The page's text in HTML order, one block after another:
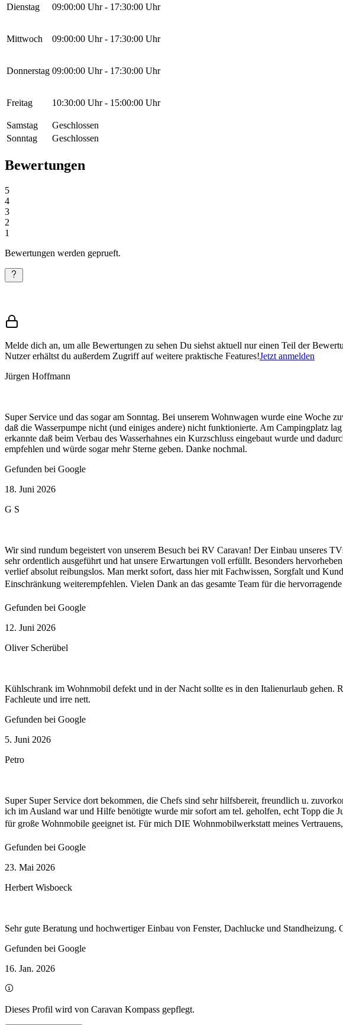
Dienstag 09:00:00 Uhr - 17:30:00 Uhr
Mittwoch 09:00:00 Uhr - 17:30:00 Uhr
Donnerstag 09:00:00 Uhr - 17:30:00 Uhr
Freitag 10:30:00 Uhr - 15:00:00 Uhr
Samstag
Geschlossen
Sonntag
Geschlossen
Bewertungen
5
4
3
2
1
Bewertungen werden geprueft.
Melde dich an, um alle Bewertungen zu sehen Du siehst aktuell nur einen Teil der
Nutzer erhältst du außerdem Zugriff auf weitere praktische Features!Jetzt anmelden
Jürgen Hoffmann
Super Service und das sogar am Sonntag. Bei unserem Wohnwagen wurde eine Woche
daß die Wasserpumpe nicht (und einiges andere) nicht funktionierte. Am Campingplatz
erkannte daß beim Verbau des Wasserhahnes ein Kurzschluss eingebaut wurde und
empfehlen und würde sogar mehr Sterne geben. Danke nochmal.
Gefunden bei Google
18. Juni 2026
G S
Wir sind rundum begeistert von unserem Besuch bei RV Caravan! Der Einbau unseres
sehr ordentlich ausgeführt und hat unsere Erwartungen voll erfüllt. Besonders
verlief absolut reibungslos. Man merkt sofort, dass hier mit Fachwissen, Sorgfalt und
Einschränkung weiterempfehlen. Vielen Dank an das gesamte Team für die
Gefunden bei Google
12. Juni 2026
Oliver Scherübel
Kühlschrank im Wohnmobil defekt und in der Nacht sollte es in den Italienurlaub
Fachleute und irre nett.
Gefunden bei Google
5. Juni 2026
Petro
Super Super Service dort bekommen, die Chefs sind sehr hilfsbereit, freundlich u.
ich im Ausland war und Hilfe benötigte wurde mir sofort am tel. geholfen, echt Topp die
für große Wohnmobile geeignet ist. Für mich DIE Wohnmobilwerkstatt meines
Gefunden bei Google
23. Mai 2026
Herbert Wisboeck
Sehr gute Beratung und hochwertiger Einbau von Fenster, Dachlucke und
Gefunden bei Google
16. Jan. 2026
Dieses Profil wird von Caravan Kompass gepflegt.